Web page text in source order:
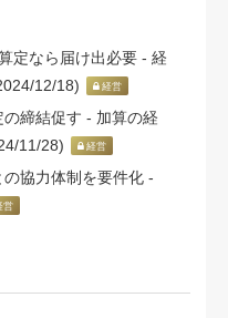
定なら届け出必要 - 経
12/18)
経営
締結促す - 加算の経
11/28)
経営
協力体制を要件化 -
営